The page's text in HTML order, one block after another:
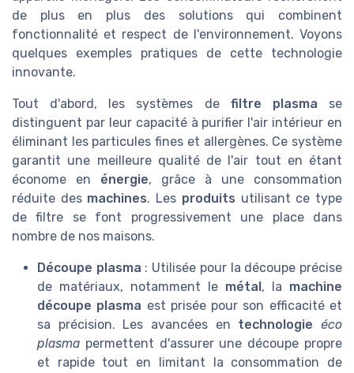
de plus en plus des solutions qui combinent
fonctionnalité et respect de l'environnement. Voyons
quelques exemples pratiques de cette technologie
innovante.
Tout d'abord, les systèmes de filtre plasma se
distinguent par leur capacité à purifier l'air intérieur en
éliminant les particules fines et allergènes. Ce système
garantit une meilleure qualité de l'air tout en étant
économe en énergie, grâce à une consommation
réduite des machines. Les produits utilisant ce type
de filtre se font progressivement une place dans
nombre de nos maisons.
Découpe plasma : Utilisée pour la découpe précise
de matériaux, notamment le métal , la machine
découpe plasma est prisée pour son efficacité et
sa précision. Les avancées en technologie éco
plasma permettent d'assurer une découpe propre
et rapide tout en limitant la consommation de